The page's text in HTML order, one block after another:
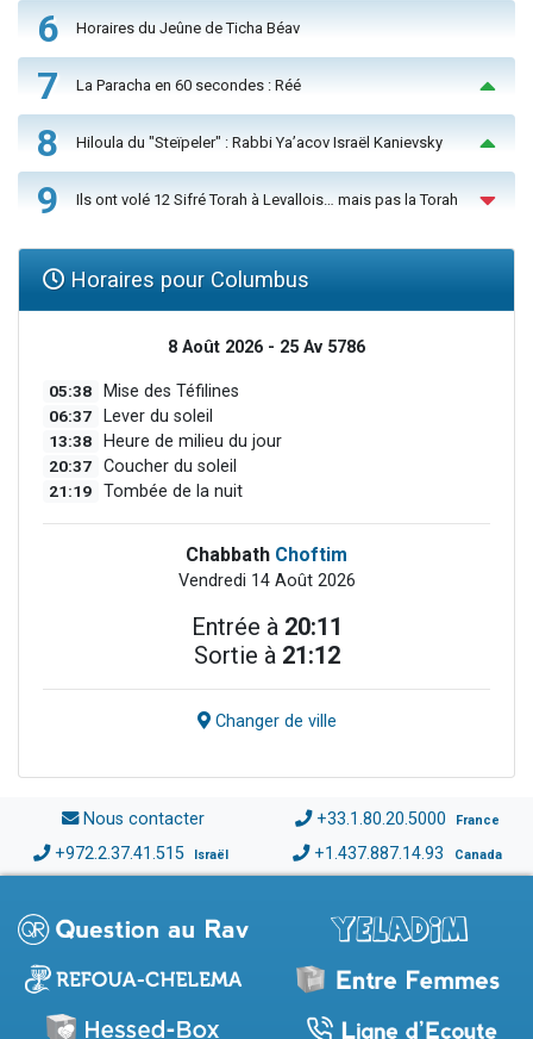
6 Horaires du Jeûne de Ticha Béav
7 La Paracha en 60 secondes : Réé
8 Hiloula du "Steïpeler" : Rabbi Ya’acov Israël Kanievsky
9 Ils ont volé 12 Sifré Torah à Levallois… mais pas la Torah
Horaires pour Columbus
8 Août 2026 - 25 Av 5786
05:38 Mise des Téfilines
06:37 Lever du soleil
13:38 Heure de milieu du jour
20:37 Coucher du soleil
21:19 Tombée de la nuit
Chabbath Choftim
Vendredi 14 Août 2026
Entrée à 20:11
Sortie à 21:12
Changer de ville
Nous contacter +33.1.80.20.5000 France
+972.2.37.41.515 Israël +1.437.887.14.93 Canada